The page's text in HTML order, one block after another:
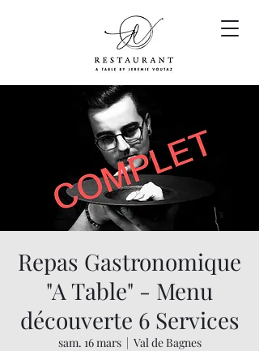
Repas Gastronomique
"A Table" - Menu
découverte 6 Services
sam. 16 mars
  |
Val de Bagnes